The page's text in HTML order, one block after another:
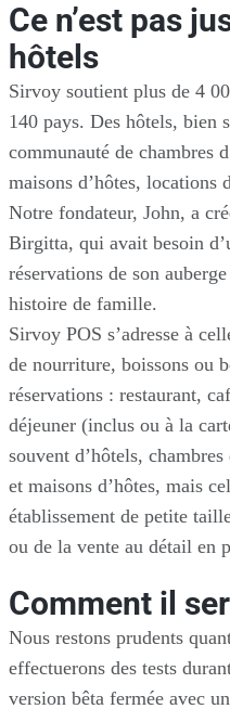
Ce n’est pas
hôtels
Sirvoy soutient plus de 4
140 pays. Des hôtels, bien
communauté de chambres
maisons d’hôtes, locations
Notre fondateur, John, a
Birgitta, qui avait besoin
réservations de son
histoire de famille.
Sirvoy POS s’adresse à
de nourriture, boissons ou
réservations : restaurant,
déjeuner (inclus ou à la
souvent d’hôtels, chambres
et maisons d’hôtes, mais
établissement de petite
ou de la vente au détail en
Comment il
Nous restons prudents
effectuerons des tests
version bêta fermée avec